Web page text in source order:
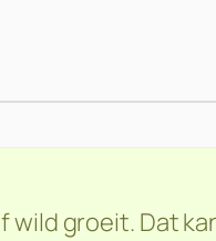
groeit. Dat